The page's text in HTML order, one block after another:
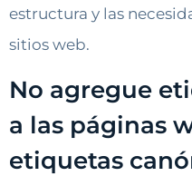
estructura y las
sitios web.
No agregue
a las páginas
etiquetas